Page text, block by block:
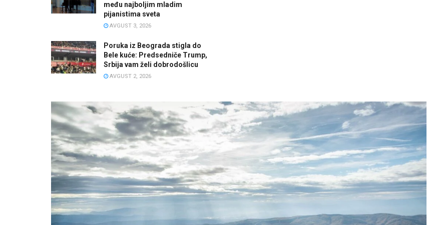
među najboljim mladim
pijanistima sveta
AVGUST 3, 2026
Poruka iz Beograda stigla do
Bele kuće: Predsedniče Trump,
Srbija vam želi dobrodošlicu
AVGUST 2, 2026